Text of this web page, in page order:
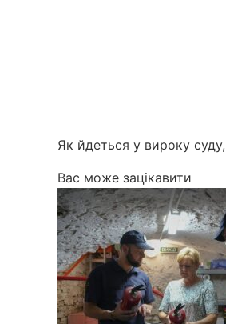
Як йдеться у вироку
Вас може зацікавити